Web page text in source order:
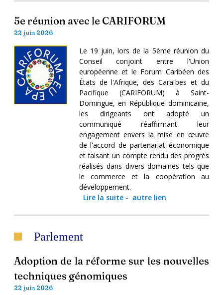
5e réunion avec le CARIFORUM
22 juin 2026
Le 19 juin, lors de la 5ème réunion du
Conseil conjoint entre l'Union
européenne et le Forum Caribéen des
États de l'Afrique, des Caraïbes et du
Pacifique (CARIFORUM) à Saint-
Domingue, en République dominicaine,
les dirigeants ont adopté un
communiqué réaffirmant leur
engagement envers la mise en œuvre
de l'accord de partenariat économique
et faisant un compte rendu des progrès
réalisés dans divers domaines tels que
le commerce et la coopération au
développement.
Lire la suite- autre lien
Parlement
Adoption de la réforme sur les nouvelles
techniques génomiques
22 juin 2026